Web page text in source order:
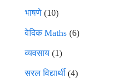
भाषणे(10)
वेदिक Maths (6)
व्यवसाय(1)
सरल विद्यार्थी(4)